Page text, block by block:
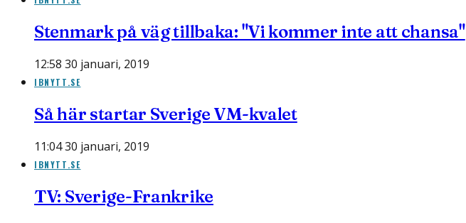
Stenmark på väg tillbaka: "Vi kommer inte att chansa"
12:58 30 januari, 2019
IBNYTT.SE
Så här startar Sverige VM-kvalet
11:04 30 januari, 2019
IBNYTT.SE
TV: Sverige-Frankrike